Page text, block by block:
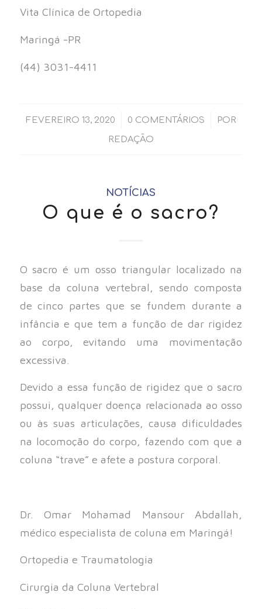
Vita Clínica de Ortopedia⠀⠀
Maringá -PR
(44) 3031-4411⠀
FEVEREIRO 13, 2020
/ 0 COMENTÁRIOS
/ POR
REDAÇÃO
NOTÍCIAS
O que é o sacro?
O sacro é um osso triangular localizado na
base da coluna vertebral, sendo composta
de cinco partes que se fundem durante a
infância e que tem a função de dar rigidez
ao corpo, evitando uma movimentação
excessiva.
Devido a essa função de rigidez que o sacro
possui, qualquer doença relacionada ao osso
ou às suas articulações, causa dificuldades
na locomoção do corpo, fazendo com que a
coluna “trave” e afete a postura corporal.
Dr. Omar Mohamad Mansour Abdallah,
médico especialista de coluna em Maringá!
Ortopedia e Traumatologia
Cirurgia da Coluna Vertebral